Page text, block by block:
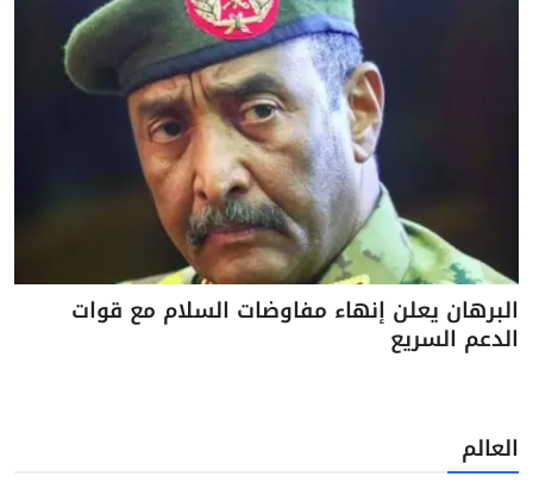
البرهان يعلن إنهاء مفاوضات السلام مع قوات
الدعم السريع
العالم